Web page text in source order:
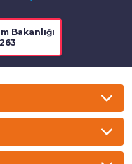
Bakanlığı
Gecelik Haftalık